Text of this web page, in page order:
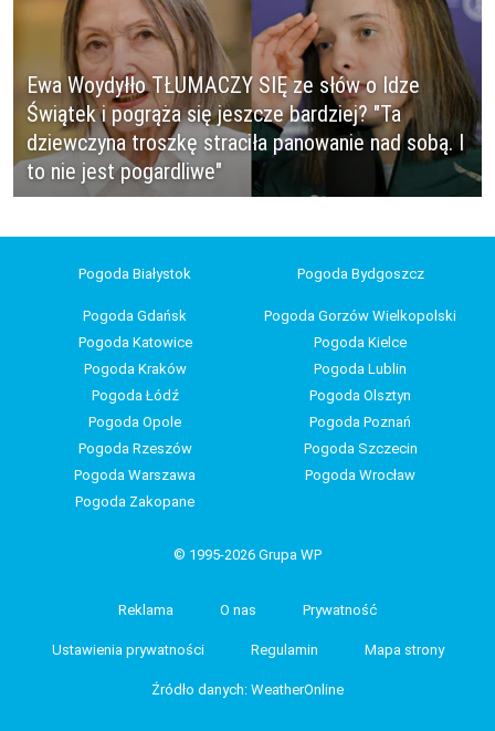
Ewa Woydyłło TŁUMACZY SIĘ ze słów o Idze
Świątek i pogrąża się jeszcze bardziej? "Ta
dziewczyna troszkę straciła panowanie nad sobą. I
to nie jest pogardliwe"
Pogoda Białystok Pogoda Bydgoszcz
Pogoda Gdańsk
Pogoda Gorzów Wielkopolski
Pogoda Katowice
Pogoda Kielce
Pogoda Kraków
Pogoda Lublin
Pogoda Łódź
Pogoda Olsztyn
Pogoda Opole
Pogoda Poznań
Pogoda Rzeszów
Pogoda Szczecin
Pogoda Warszawa
Pogoda Wrocław
Pogoda Zakopane
© 1995-2026 Grupa WP
Reklama O nas Prywatność
Ustawienia prywatności Regulamin Mapa strony
Źródło danych: WeatherOnline